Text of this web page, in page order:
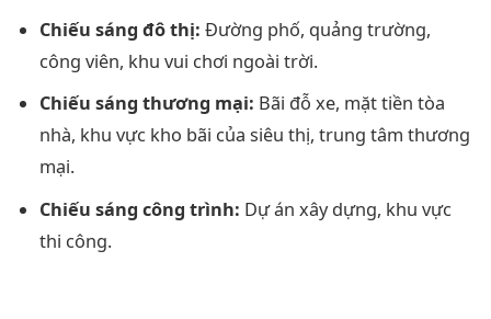
Chiếu sáng đô thị: Đường phố, quảng trường,
công viên, khu vui chơi ngoài trời.
Chiếu sáng thương mại: Bãi đỗ xe, mặt tiền tòa
nhà, khu vực kho bãi của siêu thị, trung tâm thương
mại.
Chiếu sáng công trình: Dự án xây dựng, khu vực
thi công.